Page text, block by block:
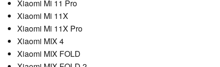
Xiaomi Mi 11 Pro
Xiaomi Mi 11X
Xiaomi Mi 11X Pro
Xiaomi MIX 4
Xiaomi MIX FOLD